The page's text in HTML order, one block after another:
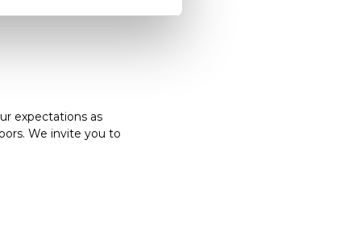
expectations as
We invite you to